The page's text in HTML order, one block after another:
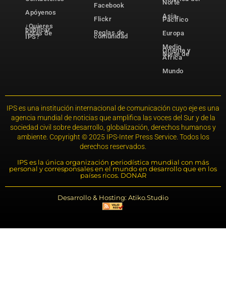
Apóyenos
¿Quieres
publicar
notas de
IPS?
Facebook
Flickr
Reglas de
comunidad
Norte
Asia-
Pacífico
Europa
Medio
Oriente y
Norte de
África
Mundo
IPS es una institución internacional de comunicación cuyo eje es una
agencia mundial de noticias que amplifica las voces del Sur y de la
sociedad civil sobre desarrollo, globalización, derechos humanos y
ambiente. Copyright © 2025 IPS-Inter Press Service. Todos los
derechos reservados.
IPS es la única organización periodística mundial con más
personal y corresponsales en el mundo en desarrollo que en los
países ricos. DONAR
Desarrollo & Hosting: Atiko.Studio